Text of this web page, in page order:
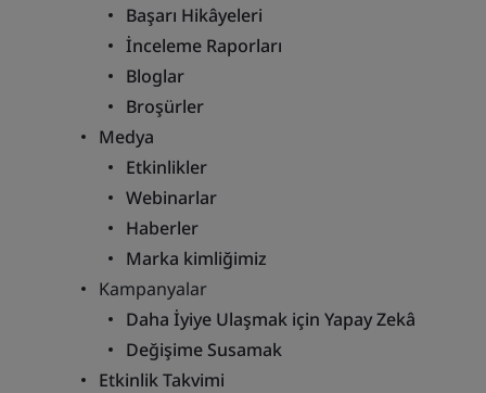
Başarı Hikâyeleri
İnceleme Raporları
Bloglar
Broşürler
Medya
Etkinlikler
Webinarlar
Haberler
Marka kimliğimiz
Kampanyalar
Daha İyiye Ulaşmak için Yapay Zekâ
Değişime Susamak
Etkinlik Takvimi